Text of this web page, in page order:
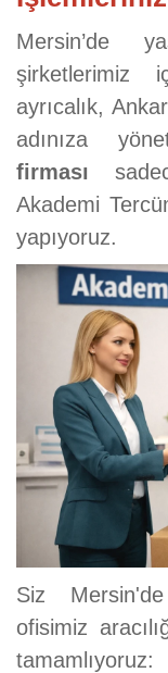
Mersin’de
şirketlerimiz
ayrıcalık,
adınıza
firması
Akademi
yapıyoruz.
Siz
ofisimiz
tamamlıyoruz: